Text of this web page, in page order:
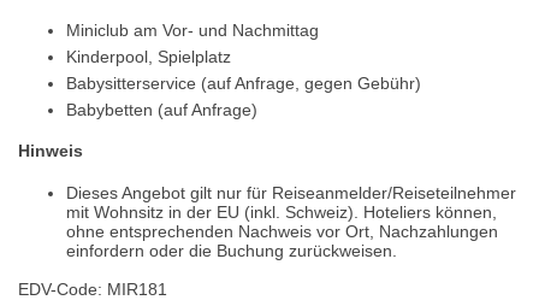
Miniclub am Vor- und Nachmittag
Kinderpool, Spielplatz
Babysitterservice (auf Anfrage, gegen Gebühr)
Babybetten (auf Anfrage)
Hinweis
Dieses Angebot gilt nur für Reiseanmelder/Reiseteilnehmer
mit Wohnsitz in der EU (inkl. Schweiz). Hoteliers können,
ohne entsprechenden Nachweis vor Ort, Nachzahlungen
einfordern oder die Buchung zurückweisen.
EDV-Code: MIR181